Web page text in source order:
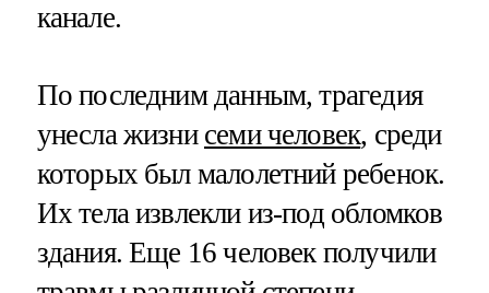
канале.
По последним данным, трагедия
унесла жизни семи человек, среди
которых был малолетний ребенок.
Их тела извлекли из-под обломков
здания. Еще 16 человек получили